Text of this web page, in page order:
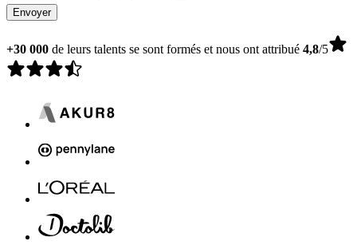
Envoyer
+30 000 de leurs talents se sont formés et nous ont attribué 4,8/5